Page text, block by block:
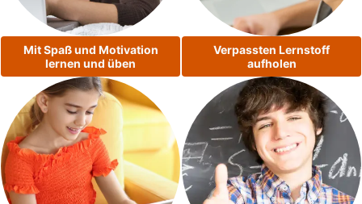
Mit Spaß und Motivation
lernen und üben
Verpassten Lernstoff
aufholen